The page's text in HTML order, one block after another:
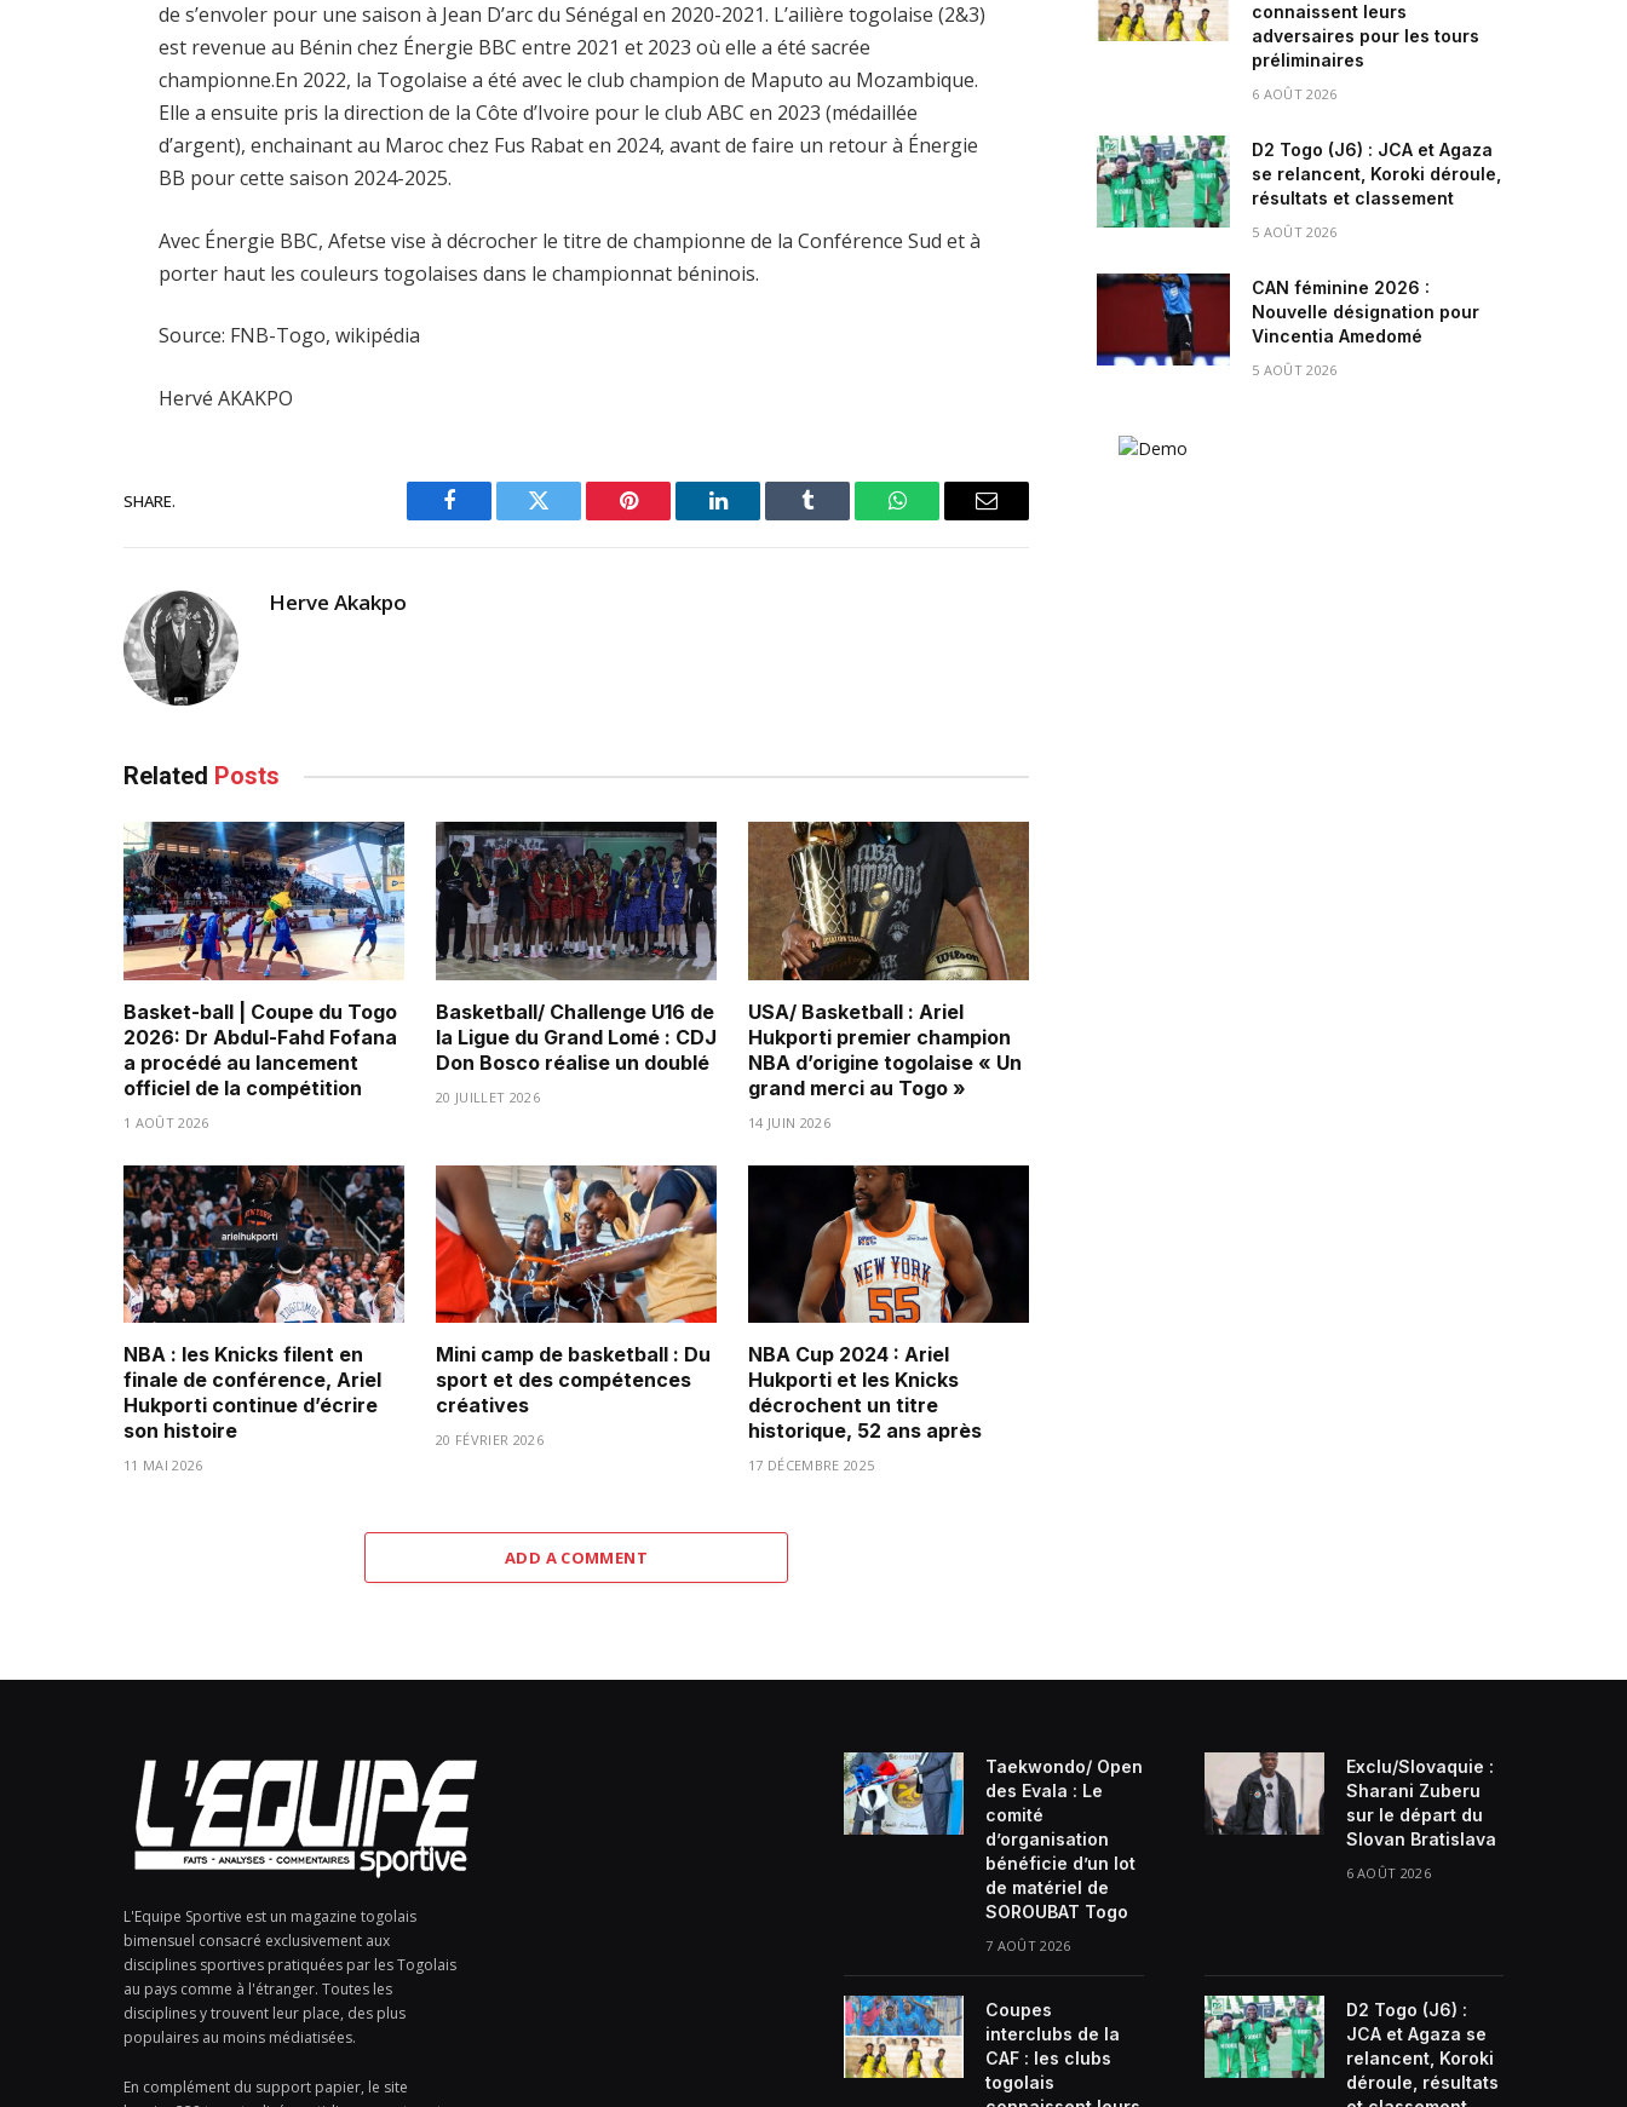
de s’envoler pour une saison à Jean D’arc du Sénégal en 2020-2021. L’ailière togolaise (2&3)
est revenue au Bénin chez Énergie BBC entre 2021 et 2023 où elle a été sacrée
championne.En 2022, la Togolaise a été avec le club champion de Maputo au Mozambique.
Elle a ensuite pris la direction de la Côte d’Ivoire pour le club ABC en 2023 (médaillée
d’argent), enchainant au Maroc chez Fus Rabat en 2024, avant de faire un retour à Énergie
BB pour cette saison 2024-2025.
Avec Énergie BBC, Afetse vise à décrocher le titre de championne de la Conférence Sud et à
porter haut les couleurs togolaises dans le championnat béninois.
Source: FNB-Togo, wikipédia
Hervé AKAKPO
SHARE.
Facebook Twitter Pinterest LinkedIn Tumblr WhatsAppEmail
Herve Akakpo
Related Posts
Basket-ball | Coupe du Togo
2026: Dr Abdul-Fahd Fofana
a procédé au lancement
officiel de la compétition
1 AOÛT 2026
Basketball/ Challenge U16 de
la Ligue du Grand Lomé : CDJ
Don Bosco réalise un doublé
20 JUILLET 2026
USA/ Basketball : Ariel
Hukporti premier champion
NBA d’origine togolaise « Un
grand merci au Togo »
14 JUIN 2026
NBA : les Knicks filent en
finale de conférence, Ariel
Hukporti continue d’écrire
son histoire
11 MAI 2026
Mini camp de basketball : Du
sport et des compétences
créatives
20 FÉVRIER 2026
NBA Cup 2024 : Ariel
Hukporti et les Knicks
décrochent un titre
historique, 52 ans après
17 DÉCEMBRE 2025
ADD A COMMENT
connaissent leurs
adversaires pour les tours
préliminaires
6 AOÛT 2026
D2 Togo (J6) : JCA et Agaza
se relancent, Koroki déroule,
résultats et classement
5 AOÛT 2026
CAN féminine 2026 :
Nouvelle désignation pour
Vincentia Amedomé
5 AOÛT 2026
L'Equipe Sportive est un magazine togolais
bimensuel consacré exclusivement aux
disciplines sportives pratiquées par les Togolais
au pays comme à l'étranger. Toutes les
disciplines y trouvent leur place, des plus
populaires au moins médiatisées.
En complément du support papier, le site
Taekwondo/ Open
des Evala : Le
comité
d’organisation
bénéficie d’un lot
de matériel de
SOROUBAT Togo
7 AOÛT 2026
Exclu/Slovaquie :
Sharani Zuberu
sur le départ du
Slovan Bratislava
6 AOÛT 2026
Coupes
interclubs de la
CAF : les clubs
togolais
D2 Togo (J6) :
JCA et Agaza se
relancent, Koroki
déroule, résultats